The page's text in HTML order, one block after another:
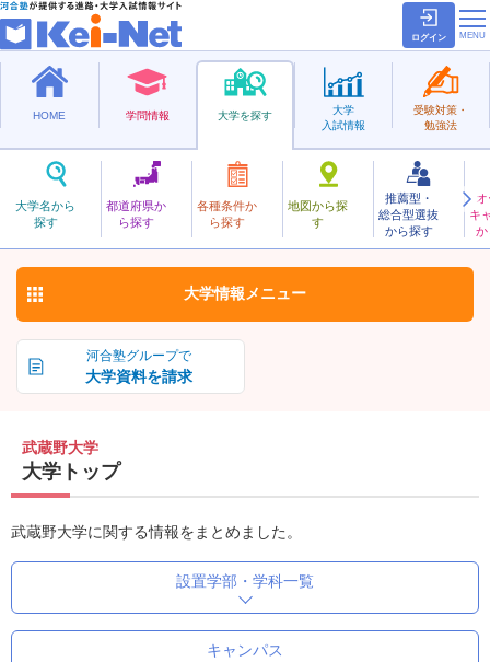
ログイン
HOME 学問情報 大学を探す
大学名から
探す
都道府県か
ら探す
各種条件か
ら探す
地図から探
す
推薦型・
総合型選抜
から探す
キ
か
大学
入試情報
受験対策・
勉強法
私立
むさしの
武蔵野大学 お気に入り
河合塾グループで
大学資料を請求
大学情報 メニュー
武蔵野大学
大学トップ
武蔵野大学に関する情報をまとめました。
設置学部・学科一覧
キャンパス